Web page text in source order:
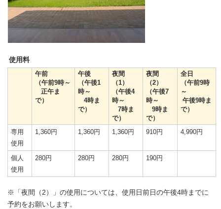
使用料
午前
（午前9時～
正午ま
で）
午後
（午後1
時～
4時ま
で）
夜間
（1）
（午後4
時～
7時ま
で）
夜間
（2）
（午後7
時～
9時ま
で）
全日
（午前9時
～
午後9時ま
で）
専用
使用
1,360円 1,360円 1,360円 910円 4,990円
個人
使用
280円 280円 280円 190円
※「夜間（2）」の使用については、使用日前日の午後4時までに
予約をお願いします。